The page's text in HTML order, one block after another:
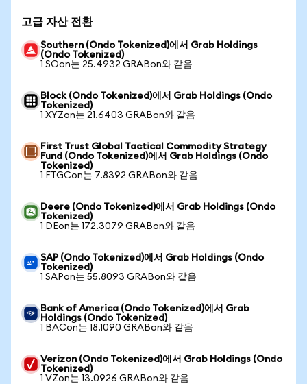
고급 자산 전환
Southern (Ondo Tokenized)에서 Grab Holdings
(Ondo Tokenized)
1 SOon는 25.4932 GRABon와 같음
Block (Ondo Tokenized)에서 Grab Holdings (Ondo
Tokenized)
1 XYZon는 21.6403 GRABon와 같음
First Trust Global Tactical Commodity Strategy
Fund (Ondo Tokenized)에서 Grab Holdings (Ondo
Tokenized)
1 FTGCon는 7.8392 GRABon와 같음
Deere (Ondo Tokenized)에서 Grab Holdings (Ondo
Tokenized)
1 DEon는 172.3079 GRABon와 같음
SAP (Ondo Tokenized)에서 Grab Holdings (Ondo
Tokenized)
1 SAPon는 55.8093 GRABon와 같음
Bank of America (Ondo Tokenized)에서 Grab
Holdings (Ondo Tokenized)
1 BACon는 18.1090 GRABon와 같음
Verizon (Ondo Tokenized)에서 Grab Holdings (Ondo
Tokenized)
1 VZon는 13.0926 GRABon와 같음